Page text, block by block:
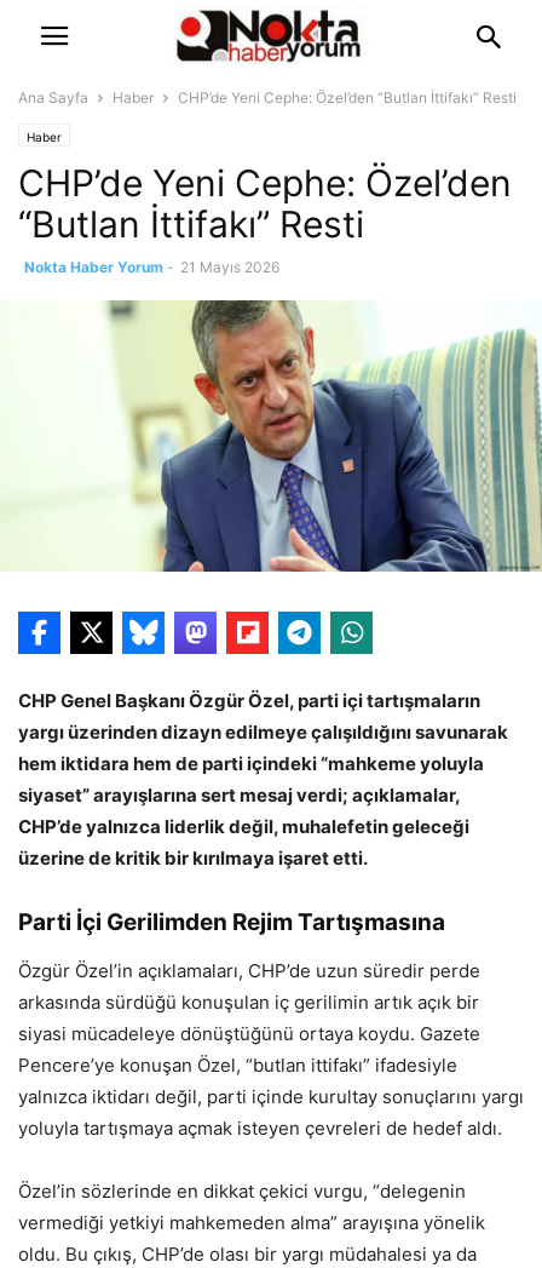
Ana Sayfa Haber CHP’de Yeni Cephe: Özel’den “Butlan İttifakı” Resti
Haber
CHP’de Yeni Cephe: Özel’den
“Butlan İttifakı” Resti
Nokta Haber Yorum - 21 Mayıs 2026
CHP Genel Başkanı Özgür Özel, parti içi tartışmaların
yargı üzerinden dizayn edilmeye çalışıldığını savunarak
hem iktidara hem de parti içindeki “mahkeme yoluyla
siyaset” arayışlarına sert mesaj verdi; açıklamalar,
CHP’de yalnızca liderlik değil, muhalefetin geleceği
üzerine de kritik bir kırılmaya işaret etti.
Parti İçi Gerilimden Rejim Tartışmasına
Özgür Özel’in açıklamaları, CHP’de uzun süredir perde
arkasında sürdüğü konuşulan iç gerilimin artık açık bir
siyasi mücadeleye dönüştüğünü ortaya koydu. Gazete
Pencere’ye konuşan Özel, “butlan ittifakı” ifadesiyle
yalnızca iktidarı değil, parti içinde kurultay sonuçlarını yargı
yoluyla tartışmaya açmak isteyen çevreleri de hedef aldı.
Özel’in sözlerinde en dikkat çekici vurgu, “delegenin
vermediği yetkiyi mahkemeden alma” arayışına yönelik
oldu. Bu çıkış, CHP’de olası bir yargı müdahalesi ya da